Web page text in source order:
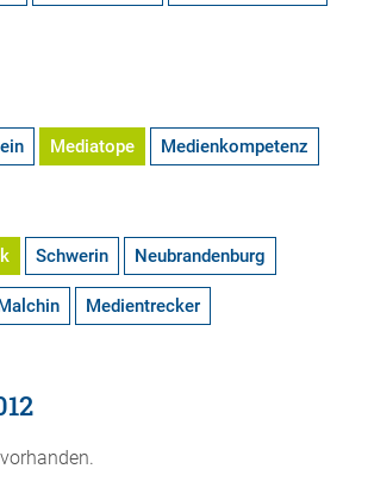
Mediatope Medienkompetenz
Schwerin Neubrandenburg
Malchin Medientrecker